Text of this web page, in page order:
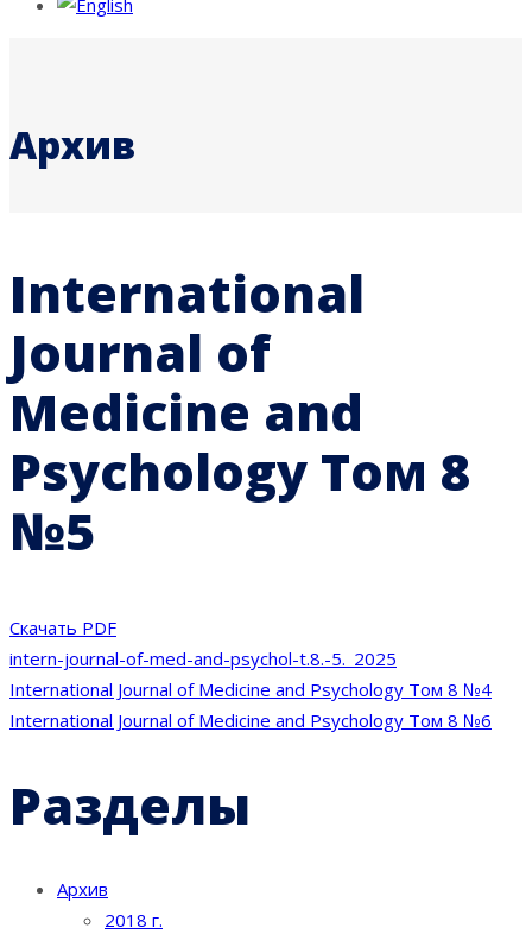
Архив
International
Journal of
Medicine and
Psychology Том 8
№5
Скачать PDF
intern-journal-of-med-and-psychol-t.8.-5._2025
Навигация
по
записям
International Journal of Medicine and Psychology Том 8 №4
International Journal of Medicine and Psychology Том 8 №6
Разделы
Архив
2018 г.